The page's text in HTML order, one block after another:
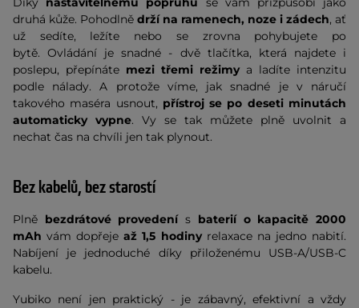
druhá kůže. Pohodlně drží na ramenech, noze i zádech, ať
už sedíte, ležíte nebo se zrovna pohybujete po
bytě. Ovládání je snadné - dvě tlačítka, která najdete i
poslepu, přepínáte mezi třemi režimy a ladíte intenzitu
podle nálady. A protože víme, jak snadné je v náručí
takového maséra usnout, přístroj se po deseti minutách
automaticky vypne. Vy se tak můžete plně uvolnit a
nechat čas na chvíli jen tak plynout.
Bez kabelů, bez starostí
Plně bezdrátové provedenís baterií o kapacitě 2000
mAh vám dopřejeaž 1,5 hodinyrelaxace na jedno nabití.
Nabíjení je jednoduché díky přiloženému USB-A/USB-C
kabelu.
Yubiko není jen praktický - je zábavný, efektivní a vždy